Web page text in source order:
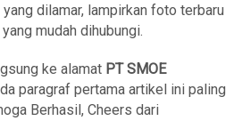
dilamar, lampirkan foto terbaru
mudah dihubungi.
ke alamat PT SMOE
paragraf pertama artikel ini paling
Berhasil, Cheers dari